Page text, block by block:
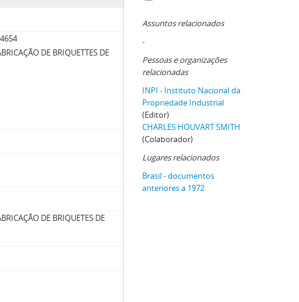
DE BRIQUETTES DE
DE BRIQUETES DE
Assuntos relacionados
-
Pessoas e organizações
relacionadas
INPI - Instituto Nacional da
Propriedade Industrial
(Editor)
CHARLES HOUVART SMITH
(Colaborador)
Lugares relacionados
Brasil - documentos
anteriores a 1972